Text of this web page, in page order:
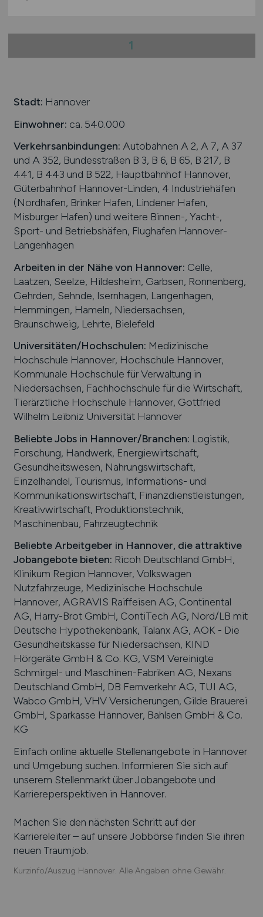
1
Stadt: Hannover
Einwohner: ca. 540.000
Verkehrsanbindungen: Autobahnen A 2, A 7, A 37
und A 352, Bundesstraßen B 3, B 6, B 65, B 217, B
441, B 443 und B 522, Hauptbahnhof Hannover,
Güterbahnhof Hannover-Linden, 4 Industriehäfen
(Nordhafen, Brinker Hafen, Lindener Hafen,
Misburger Hafen) und weitere Binnen-, Yacht-,
Sport- und Betriebshäfen, Flughafen Hannover-
Langenhagen
Arbeiten in der Nähe von Hannover: Celle,
Laatzen, Seelze, Hildesheim, Garbsen, Ronnenberg,
Gehrden, Sehnde, Isernhagen, Langenhagen,
Hemmingen, Hameln, Niedersachsen,
Braunschweig, Lehrte, Bielefeld
Universitäten/Hochschulen: Medizinische
Hochschule Hannover, Hochschule Hannover,
Kommunale Hochschule für Verwaltung in
Niedersachsen, Fachhochschule für die Wirtschaft,
Tierärztliche Hochschule Hannover, Gottfried
Wilhelm Leibniz Universität Hannover
Beliebte Jobs in Hannover/Branchen: Logistik,
Forschung, Handwerk, Energiewirtschaft,
Gesundheitswesen, Nahrungswirtschaft,
Einzelhandel, Tourismus, Informations- und
Kommunikationswirtschaft, Finanzdienstleistungen,
Kreativwirtschaft, Produktionstechnik,
Maschinenbau, Fahrzeugtechnik
Beliebte Arbeitgeber in Hannover, die attraktive
Jobangebote bieten: Ricoh Deutschland GmbH,
Klinikum Region Hannover, Volkswagen
Nutzfahrzeuge, Medizinische Hochschule
Hannover, AGRAVIS Raiffeisen AG, Continental
AG, Harry-Brot GmbH, ContiTech AG, Nord/LB mit
Deutsche Hypothekenbank, Talanx AG, AOK - Die
Gesundheitskasse für Niedersachsen, KIND
Hörgeräte GmbH & Co. KG, VSM Vereinigte
Schmirgel- und Maschinen-Fabriken AG, Nexans
Deutschland GmbH, DB Fernverkehr AG, TUI AG,
Wabco GmbH, VHV Versicherungen, Gilde Brauerei
GmbH, Sparkasse Hannover, Bahlsen GmbH & Co.
KG
Einfach online aktuelle Stellenangebote in Hannover
und Umgebung suchen. Informieren Sie sich auf
unserem Stellenmarkt über Jobangebote und
Karriereperspektiven in Hannover.
Machen Sie den nächsten Schritt auf der
Karriereleiter – auf unsere Jobbörse finden Sie ihren
neuen Traumjob.
Kurzinfo/Auszug Hannover. Alle Angaben ohne Gewähr.